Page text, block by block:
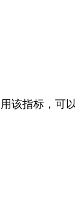
该指标，可